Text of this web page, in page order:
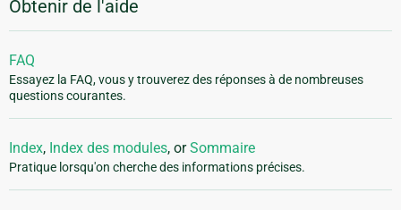
Obtenir de l'aide
FAQ
Essayez la FAQ, vous y trouverez des réponses à de nombreuses
questions courantes.
Index, Index des modules, orSommaire
Pratique lorsqu'on cherche des informations précises.